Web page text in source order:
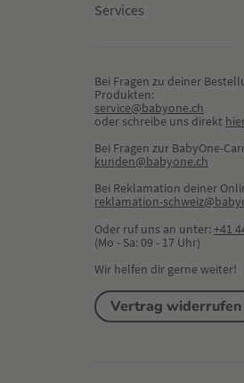
Services
Bei Fragen zu deiner
Produkten:
service@babyone.ch
oder schreibe uns direkt hier
Bei Fragen zur BabyOne-
kunden@babyone.ch
Bei Reklamation deiner
reklamation-
Oder ruf uns an unter:+41
(Mo - Sa: 09 - 17 Uhr)
Wir helfen dir gerne weiter!
Vertrag widerrufen